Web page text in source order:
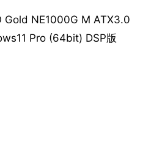
Gold NE1000G M ATX3.0
Pro (64bit) DSP版